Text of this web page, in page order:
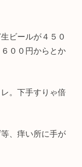
ビールが４５０
００円からとか
。下手すりゃ倍
、痒い所に手が